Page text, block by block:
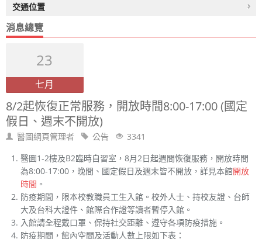
交通位置
消息總覽
23
七月
8/2起恢復正常服務，開放時間8:00-17:00 (國定
假日、週末不開放)
醫圖網頁管理者 公告
3341
醫圖1-2樓及B2臨時自習室，8月2日起週間恢復服務，開放時間
為8:00-17:00，晚間、國定假日及週末皆不開放，詳見本館開放
時間 。
防疫期間，限本校教職員工生入館。校外人士、持校友證、台師
大及台科大證件、館際合作證等讀者暫停入館。
入館請全程戴口罩、保持社交距離、遵守各項防疫措施。
防疫期間，館內空間及活動人數上限如下表：